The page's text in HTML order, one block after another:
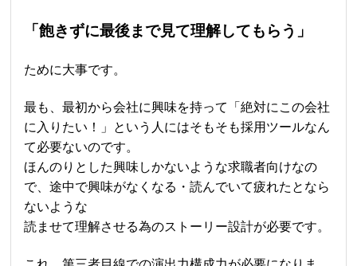
「飽きずに最後まで見て理解してもらう」
ために大事です。
最も、最初から会社に興味を持って「絶対にこの会社
に入りたい！」という人にはそもそも採用ツールなん
て必要ないのです。
ほんのりとした興味しかないような求職者向けなの
で、途中で興味がなくなる・読んでいて疲れたとなら
ないような
読ませて理解させる為のストーリー設計が必要です。